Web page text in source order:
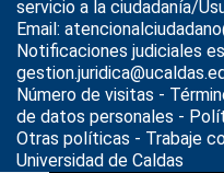
servicio a la ciudadanía/
Email:
Notificaciones judiciales
Número de visitas -
de datos personales -
Otras políticas - Trabaje
Universidad de Caldas